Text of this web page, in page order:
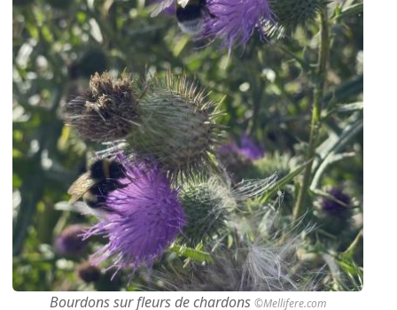
Bourdons sur fleurs de chardons ©Mellifere.com